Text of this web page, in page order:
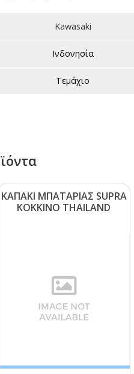
Kawasaki
Ινδονησία
Τεμάχιο
ΚΑΠΑΚΙ ΜΠΑΤΑΡΙΑΣ SUΡRΑ
ΚΟΚΚΙΝΟ ΤΗΑΙLΑΝD